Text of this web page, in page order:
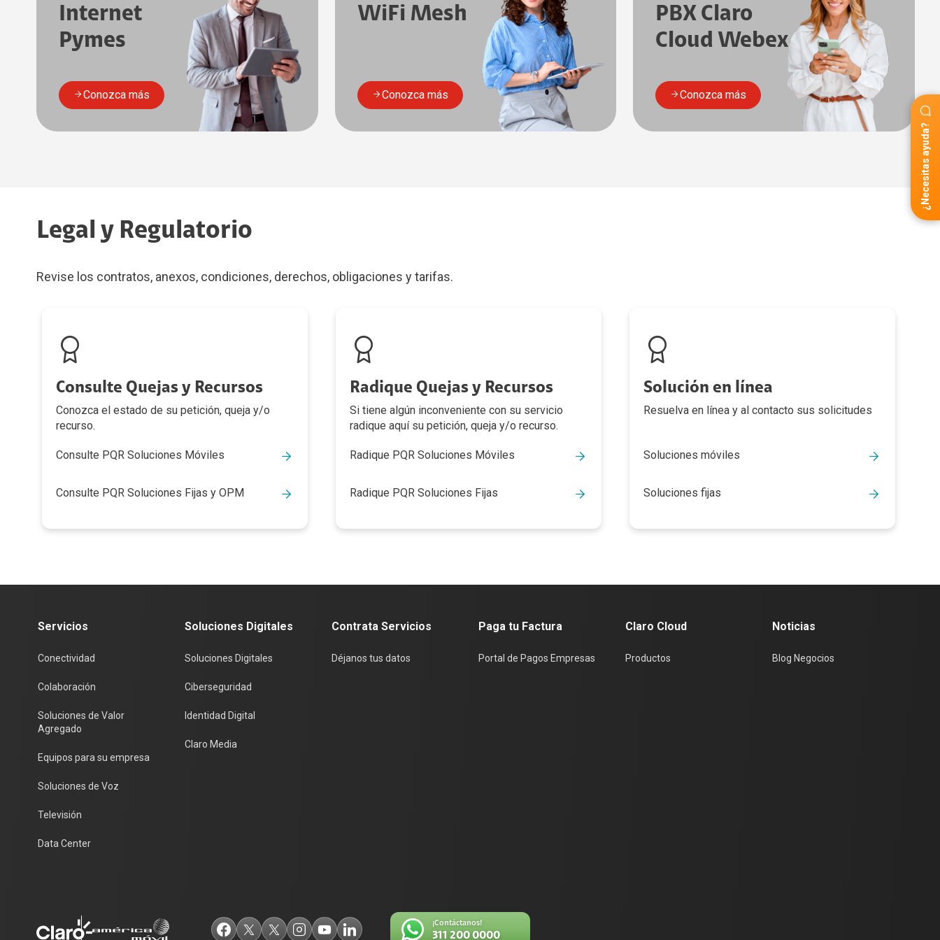
Internet
Pymes
Conozca más
WiFi Mesh
Conozca más
PBX Claro
Cloud Webex
Conozca más
Legal y Regulatorio
Revise los contratos, anexos, condiciones, derechos, obligaciones y tarifas.
Consulte Quejas y Recursos
Conozca el estado de su petición, queja y/o
recurso.
Consulte PQR Soluciones Móviles
Consulte PQR Soluciones Fijas y OPM
Radique Quejas y Recursos
Si tiene algún inconveniente con su servicio
radique aquí su petición, queja y/o recurso.
Radique PQR Soluciones Móviles
Radique PQR Soluciones Fijas
Solución en línea
Resuelva en línea y al contacto sus solicitudes
Soluciones móviles
Soluciones fijas
¿Necesitas ayuda?
Servicios
Conectividad
Colaboración
Soluciones de Valor
Agregado
Equipos para su empresa
Soluciones de Voz
Televisión
Data Center
Soluciones Digitales
Soluciones Digitales
Ciberseguridad
Identidad Digital
Claro Media
Contrata Servicios
Déjanos tus datos
Paga tu Factura
Portal de Pagos Empresas
Claro Cloud
Productos
Noticias
Blog Negocios
¡Contáctanos!
311 200 0000